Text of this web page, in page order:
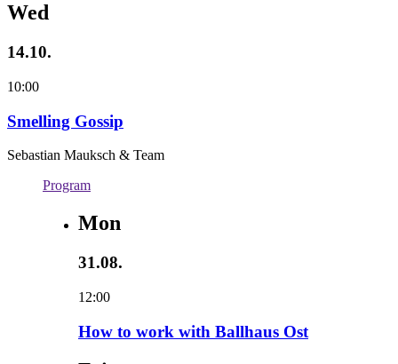
Wed
14.10.
10:00
Smelling Gossip
Sebastian Mauksch & Team
Program
Mon
31.08.
12:00
How to work with Ballhaus Ost